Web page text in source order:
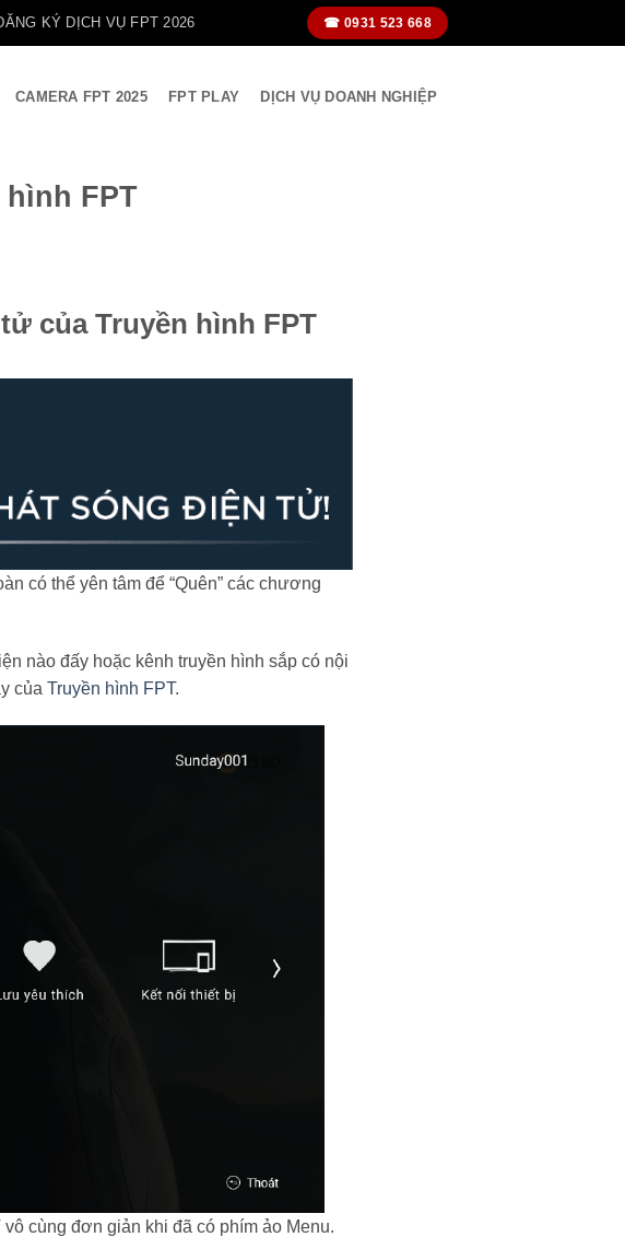
KÝ DỊCH VỤ FPT 2026 ☎ 0931 523 668
CAMERA FPT 2025 FPT PLAY DỊCH VỤ DOANH NGHIỆP
FPT
của Truyền hình FPT
có thể yên tâm để “Quên” các chương
nào đấy hoặc kênh truyền hình sắp có nội
của Truyền hình FPT.
cùng đơn giản khi đã có phím ảo Menu.